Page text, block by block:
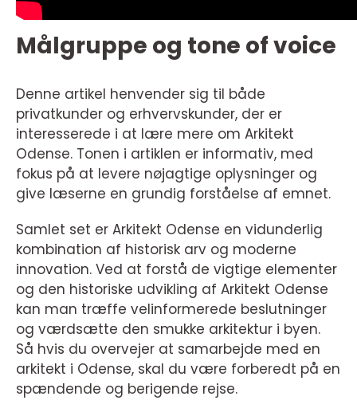
Målgruppe og tone of voice
Denne artikel henvender sig til både
privatkunder og erhvervskunder, der er
interesserede i at lære mere om Arkitekt
Odense. Tonen i artiklen er informativ, med
fokus på at levere nøjagtige oplysninger og
give læserne en grundig forståelse af emnet.
Samlet set er Arkitekt Odense en vidunderlig
kombination af historisk arv og moderne
innovation. Ved at forstå de vigtige elementer
og den historiske udvikling af Arkitekt Odense
kan man træffe velinformerede beslutninger
og værdsætte den smukke arkitektur i byen.
Så hvis du overvejer at samarbejde med en
arkitekt i Odense, skal du være forberedt på en
spændende og berigende rejse.